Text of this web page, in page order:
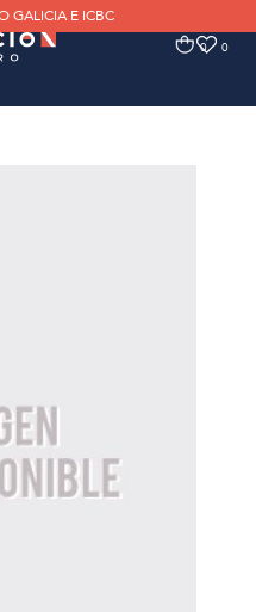
GALICIA E ICBC
0 0